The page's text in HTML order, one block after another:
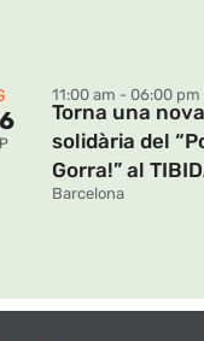
11:00 am - 06:00 pm
Torna una
solidària del
Gorra!” al
Barcelona